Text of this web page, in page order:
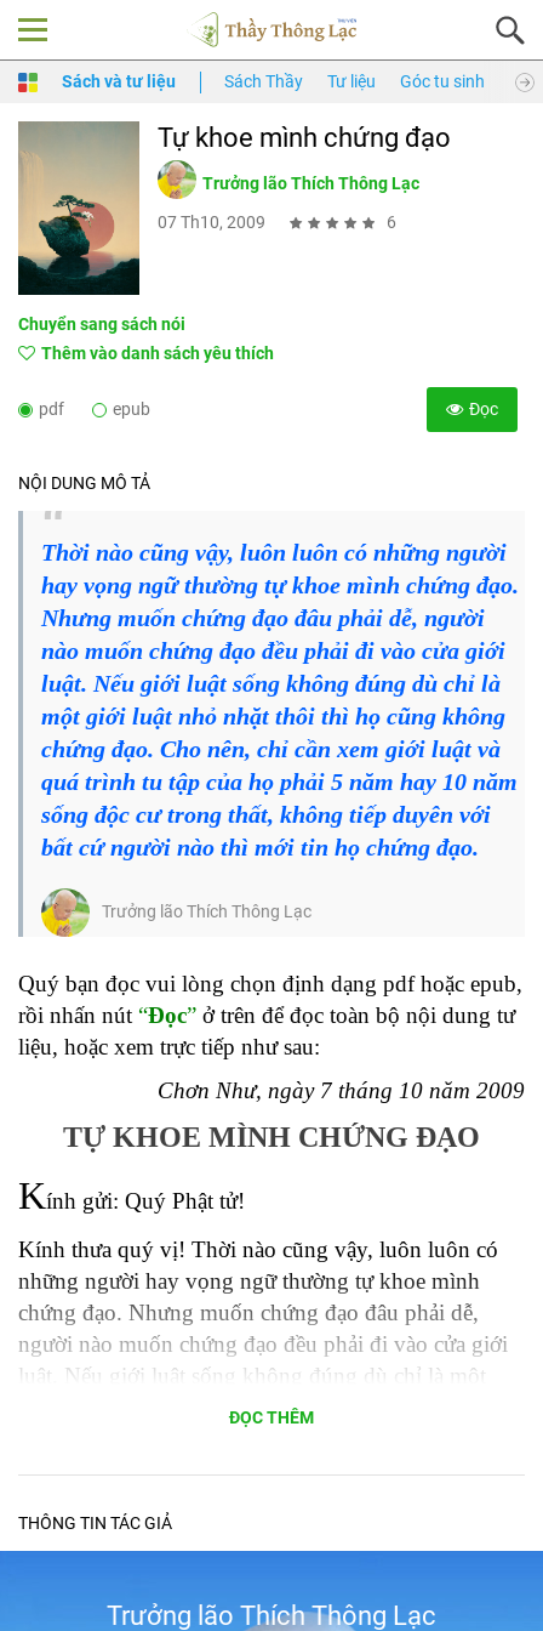
Sách và tư liệu Sách Thầy Tư liệu Góc tu sinh
Tự khoe mình chứng đạo
Trưởng lão Thích Thông Lạc
07 Th10, 2009 6
Chuyển sang sách nói
Thêm vào danh sách yêu thích
pdf epub Đọc
NỘI DUNG MÔ TẢ
Thời nào cũng vậy, luôn luôn có những người
hay vọng ngữ thường tự khoe mình chứng đạo.
Nhưng muốn chứng đạo đâu phải dễ, người
nào muốn chứng đạo đều phải đi vào cửa giới
luật. Nếu giới luật sống không đúng dù chỉ là
một giới luật nhỏ nhặt thôi thì họ cũng không
chứng đạo. Cho nên, chỉ cần xem giới luật và
quá trình tu tập của họ phải 5 năm hay 10 năm
sống độc cư trong thất, không tiếp duyên với
bất cứ người nào thì mới tin họ chứng đạo.
Trưởng lão Thích Thông Lạc
Quý bạn đọc vui lòng chọn định dạng pdf hoặc epub,
rồi nhấn nút “Đọc” ở trên để đọc toàn bộ nội dung tư
liệu, hoặc xem trực tiếp như sau:
Chơn Như, ngày 7 tháng 10 năm 2009
TỰ KHOE MÌNH CHỨNG ĐẠO
Kính gửi: Quý Phật tử!
Kính thưa quý vị! Thời nào cũng vậy, luôn luôn có
những người hay vọng ngữ thường tự khoe mình
chứng đạo. Nhưng muốn chứng đạo đâu phải dễ,
người nào muốn chứng đạo đều phải đi vào cửa giới
luật. Nếu giới luật sống không đúng dù chỉ là một
giới luật nhỏ nhặt thôi thì họ cũng không chứng đạo.
họ phải 5 năm hay 10 năm sống độc cư trong thất,
chứng đạo. Xét trong giới luật Phật, thấy người nào
ĐỌC THÊM
THÔNG TIN TÁC GIẢ
Trưởng lão Thích Thông Lạc